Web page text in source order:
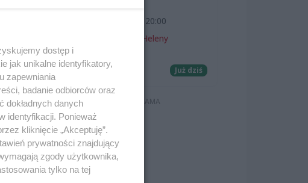
naszym
we
jest
7 sierpnia 2026, 20:00
Teatr Letni im. Heleny
Koncerty Już dziś
dostęp i
jak unikalne identyfikatory,
zapewniania
badanie odbiorców oraz
dokładnych danych
identyfikacji. Ponieważ
kliknięcie „Akceptuję”.
prywatności znajdujący
zgody użytkownika,
tylko na tej